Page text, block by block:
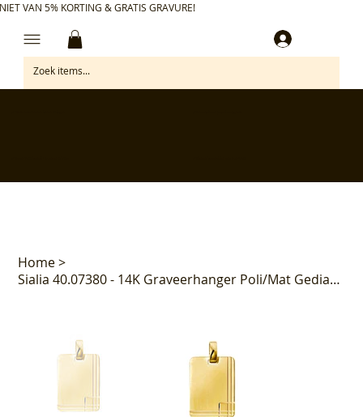
VAN 5% KORTING & GRATIS GRAVURE!
Home>
Sialia 40.07380 - 14K Graveerhanger Poli/Mat Gediamanteerd